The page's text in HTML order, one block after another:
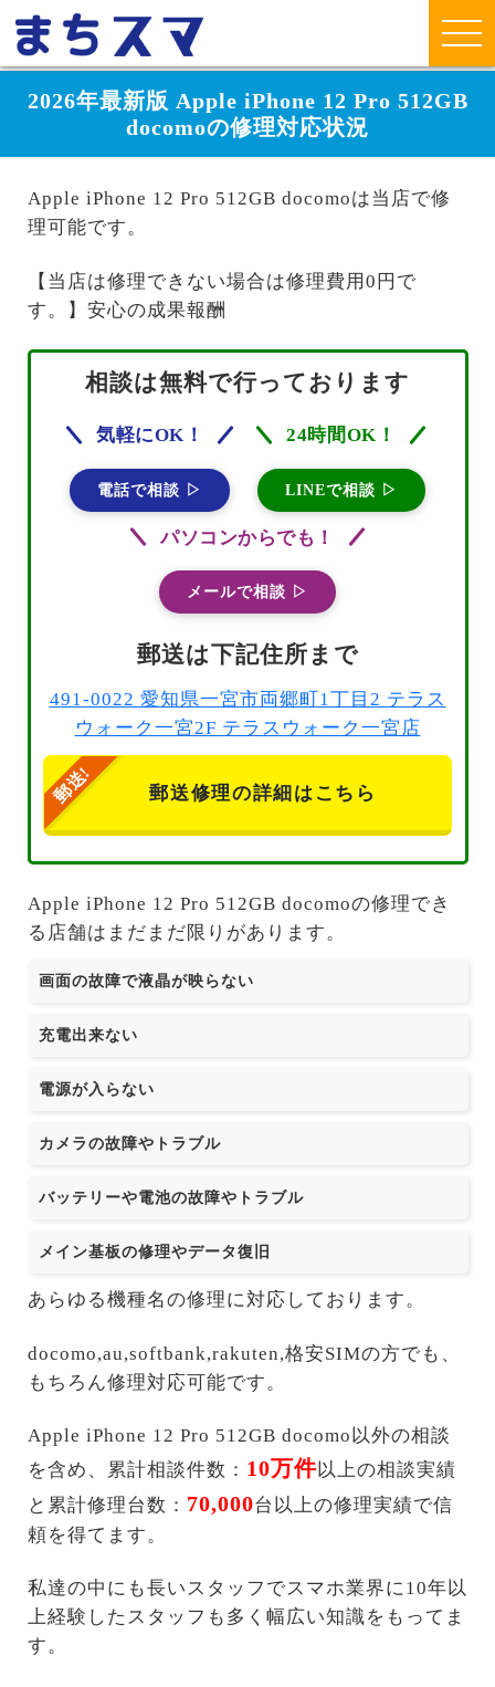
2026年最新版 Apple iPhone 12 Pro 512GB
docomoの修理対応状況
Apple iPhone 12 Pro 512GB docomoは当店で修
理可能です。
【当店は修理できない場合は修理費用0円で
す。】安心の成果報酬
相談は無料で行っております
気軽にOK！
電話で相談 ▷
24時間OK！
LINEで相談 ▷
パソコンからでも！
メールで相談 ▷
郵送は下記住所まで
491-0022 愛知県一宮市両郷町1丁目2 テラス
ウォーク一宮2F テラスウォーク一宮店
郵送修理の詳細はこちら
Apple iPhone 12 Pro 512GB docomoの修理でき
る店舗はまだまだ限りがあります。
画面の故障で液晶が映らない
充電出来ない
電源が入らない
カメラの故障やトラブル
バッテリーや電池の故障やトラブル
メイン基板の修理やデータ復旧
あらゆる機種名の修理に対応しております。
docomo,au,softbank,rakuten,格安SIMの方でも、
もちろん修理対応可能です。
Apple iPhone 12 Pro 512GB docomo以外の相談
を含め、累計相談件数： 10万件以上の相談実績
と累計修理台数： 70,000台以上の修理実績で信
頼を得てます。
私達の中にも長いスタッフでスマホ業界に10年以
上経験したスタッフも多く幅広い知識をもってま
す。